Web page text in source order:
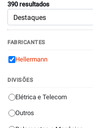
390 resultados
FABRICANTES
Hellermann
DIVISÕES
Elétrica e Telecom
Outros